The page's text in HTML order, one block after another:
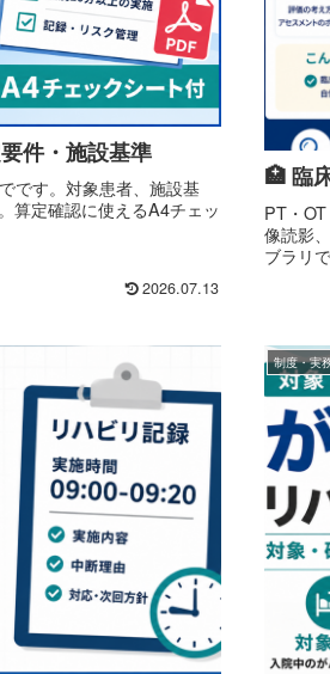
件・施設基準
です。対象患者、施設基
算定確認に使えるA4チェッ
2026.07.13
🏥 臨
PT・
像読影
ブラリ
制度・実